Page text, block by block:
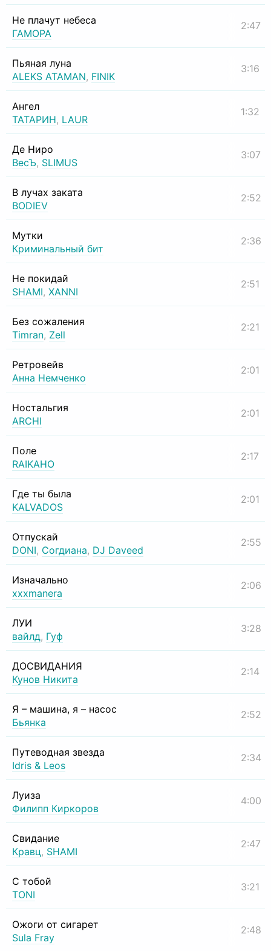
Не плачут небеса
ГАМОРА
2:47
Пьяная луна
ALEKS ATAMAN, FINIK
3:16
Ангел
ТАТАРИН, LAUR
1:32
Де Ниро
ВесЪ, SLIMUS
3:07
В лучах заката
BODIEV
2:52
Мутки
Криминальный бит
2:36
Не покидай
SHAMI, XANNI
2:51
Без сожаления
Timran, Zell
2:21
Ретровейв
Анна Немченко
2:01
Ностальгия
ARCHI
2:01
Поле
RAIKAHO
2:17
Где ты была
KALVADOS
2:01
Отпускай
DONI, Согдиана, DJ Daveed
2:55
Изначально
xxxmanera
2:06
ЛУИ
вайлд, Гуф
3:28
ДОСВИДАНИЯ
Кунов Никита
2:14
Я – машина, я – насос
Бьянка
2:52
Путеводная звезда
Idris & Leos
2:34
Луиза
Филипп Киркоров
4:00
Свидание
Кравц, SHAMI
2:47
С тобой
TONI
3:21
Ожоги от сигарет
Sula Fray
2:48